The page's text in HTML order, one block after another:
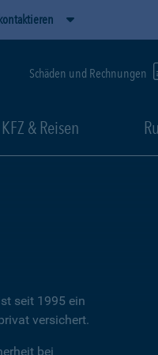
Schäden und Rechnungen
KFZ & Reisen
seit 1995 ein
versichert.
bei